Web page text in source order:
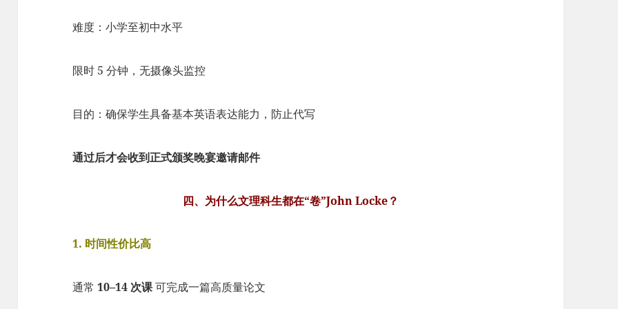
难度：小学至初中水平
限时 5 分钟，无摄像头监控
目的：确保学生具备基本英语表达能力，防止代写
通过后才会收到正式颁奖晚宴邀请邮件
四、为什么文理科生都在“卷”John Locke？
1. 时间性价比高
通常10–14 次课可完成一篇高质量论文